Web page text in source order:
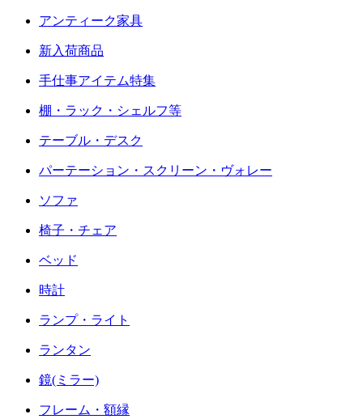
アンティーク家具
新入荷商品
手仕事アイテム特集
棚・ラック・シェルフ等
テーブル・デスク
パーテーション・スクリーン・ヴォレー
ソファ
椅子・チェア
ベッド
時計
ランプ・ライト
ランタン
鏡(ミラー)
フレーム・額縁